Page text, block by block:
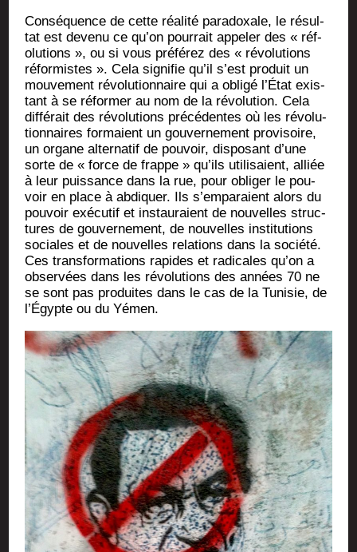
Consé­quence de cette réa­li­té para­doxale, le résul­
tat est deve­nu ce qu’on pour­rait appe­ler des « réf-
olu­tions », ou si vous pré­fé­rez des « révo­lu­tions
réfor­mistes ». Cela signi­fie qu’il s’est pro­duit un
mou­ve­ment révo­lu­tion­naire qui a obli­gé l’État exis­
tant à se réfor­mer au nom de la révo­lu­tion. Cela
dif­fé­rait des révo­lu­tions pré­cé­dentes où les révo­lu­
tion­naires for­maient un gou­ver­ne­ment pro­vi­soire,
un organe alter­na­tif de pou­voir, dis­po­sant d’une
sorte de « force de frappe » qu’ils uti­li­saient, alliée
à leur puis­sance dans la rue, pour obli­ger le pou­
voir en place à abdi­quer. Ils s’emparaient alors du
pou­voir exé­cu­tif et ins­tau­raient de nou­velles struc­
tures de gou­ver­ne­ment, de nou­velles ins­ti­tu­tions
sociales et de nou­velles rela­tions dans la socié­té.
Ces trans­for­ma­tions rapides et radi­cales qu’on a
obser­vées dans les révo­lu­tions des années 70 ne
se sont pas pro­duites dans le cas de la Tuni­sie, de
l’Égypte ou du Yémen.